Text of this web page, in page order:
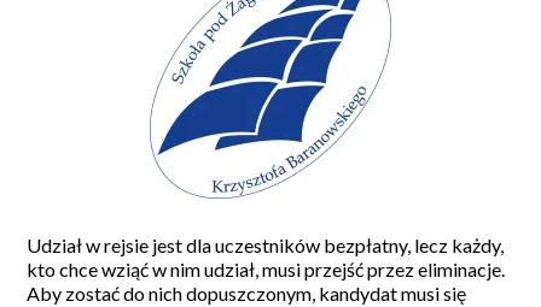
Udział w rejsie jest dla uczestników bezpłatny, lecz każdy,
kto chce wziąć w nim udział, musi przejść przez eliminacje.
Aby zostać do nich dopuszczonym, kandydat musi się